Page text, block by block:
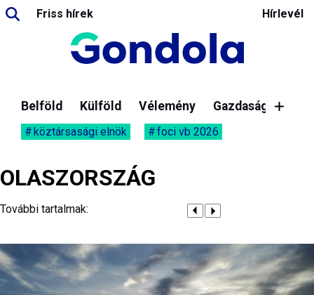
Friss hírek Hírlevél
Belföld Külföld Vélemény Gazdaság
köztársasági elnök foci vb 2026
OLASZORSZÁG
További tartalmak: